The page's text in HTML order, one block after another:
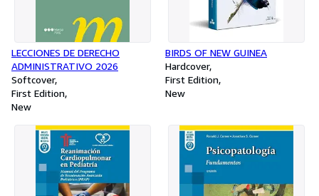
LECCIONES DE DERECHO
ADMINISTRATIVO 2026
Softcover
First Edition
New
BIRDS OF NEW GUINEA
Hardcover
First Edition
New